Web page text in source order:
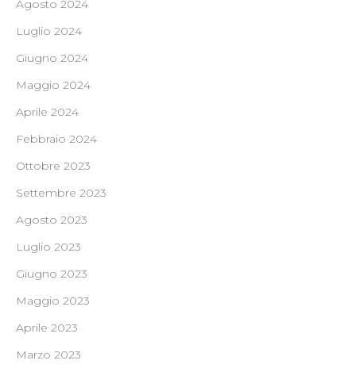
Agosto 2024
Luglio 2024
Giugno 2024
Maggio 2024
Aprile 2024
Febbraio 2024
Ottobre 2023
Settembre 2023
Agosto 2023
Luglio 2023
Giugno 2023
Maggio 2023
Aprile 2023
Marzo 2023